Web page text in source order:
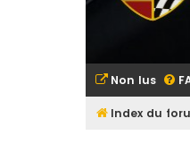
Non lus
Index du